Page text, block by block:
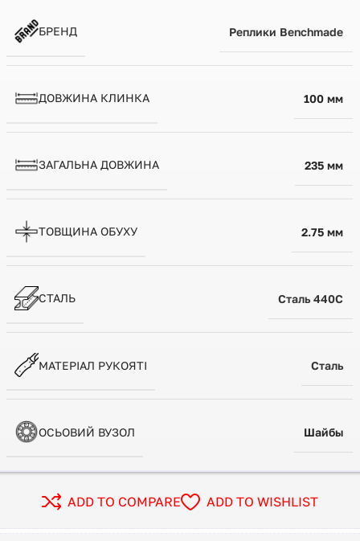
БРЕНД Реплики Benchmade
ДОВЖИНА КЛИНКА 100 мм
ЗАГАЛЬНА ДОВЖИНА 235 мм
ТОВЩИНА ОБУХУ 2.75 мм
СТАЛЬ Сталь 440С
МАТЕРІАЛ РУКОЯТІ Сталь
ОСЬОВИЙ ВУЗОЛ Шайбы
ADD TO COMPARE ADD TO WISHLIST